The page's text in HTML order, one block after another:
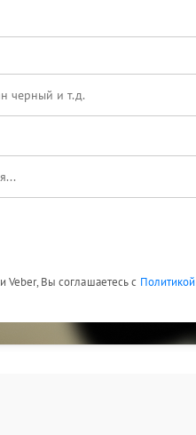
Veber, Вы соглашаетесь с Политикой